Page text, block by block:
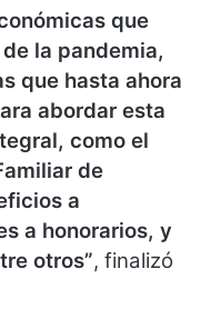
que
la pandemia,
que hasta ahora
abordar esta
como el
de
a
a honorarios, y
otros”, finalizó